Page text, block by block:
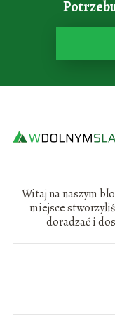
Witaj na naszym
miejsce
doradzać i